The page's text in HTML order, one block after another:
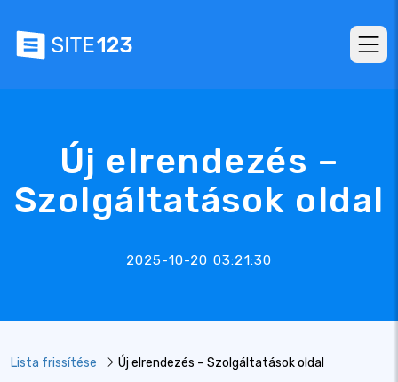
Új elrendezés –
Szolgáltatások oldal
2025-10-20 03:21:30
Lista frissítése Új elrendezés – Szolgáltatások oldal